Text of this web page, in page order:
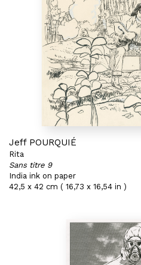
Jeff POURQUIÉ
Rita
Sans titre 9
India ink on paper
42,5 x 42 cm ( 16,73 x 16,54 in )